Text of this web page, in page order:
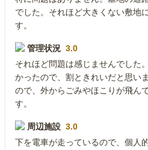
でした。それほど大きくない敷地
す。
管理状況 3.0
それほど問題は感じませんでした
かったので、割ときれいだと思い
ので、外からごみやほこりが飛ん
す。
周辺施設 3.0
下を電車が走っているので、個人